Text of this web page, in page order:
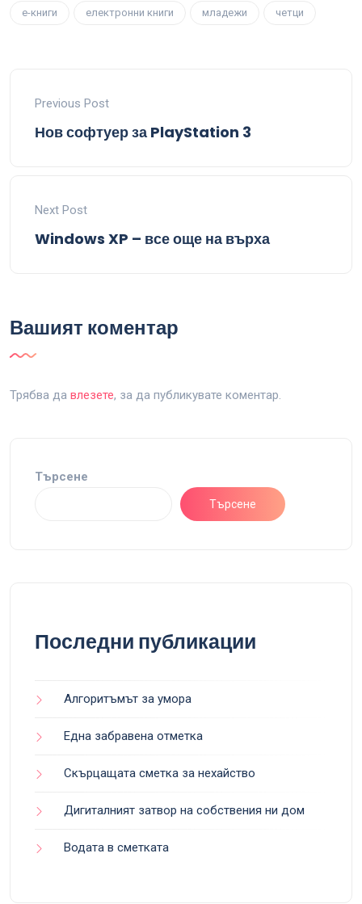
е-книги електронни книги младежи четци
Previous Post
Нов софтуер за PlayStation 3
Next Post
Windows XP – все още на върха
Вашият коментар
Трябва да влезете, за да публикувате коментар.
Търсене
Търсене
Последни публикации
Алгоритъмът за умора
Една забравена отметка
Скърцащата сметка за нехайство
Дигиталният затвор на собствения ни дом
Водата в сметката